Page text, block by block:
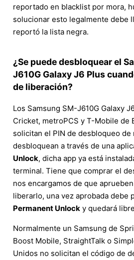
reportado en blacklist por mora,
solucionar esto legalmente debe
reportó la lista negra.
¿Se puede desbloquear el
J610G Galaxy J6 Plus
de liberación?
Los Samsung SM-J610G Galaxy
Cricket, metroPCS y T-Mobile de
solicitan el PIN de desbloqueo de
desbloquean a través de una
Unlock, dicha app ya está
terminal. Tiene que comprar el
nos encargamos de que
liberarlo, una vez aprobada debe
Permanent Unlock y quedará
Normalmente un Samsung de
Boost Mobile, StraightTalk o
Unidos no solicitan el código de